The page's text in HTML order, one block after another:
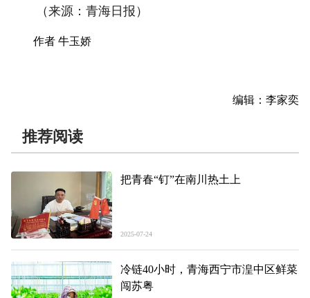
（来源：青海日报）
作者 牛玉娇
编辑：李家奕
推荐阅读
把青春“钉”在南川热土上
2025-07-24
冷链40小时，青海西宁市湟中区鲜菜
闯苏粤